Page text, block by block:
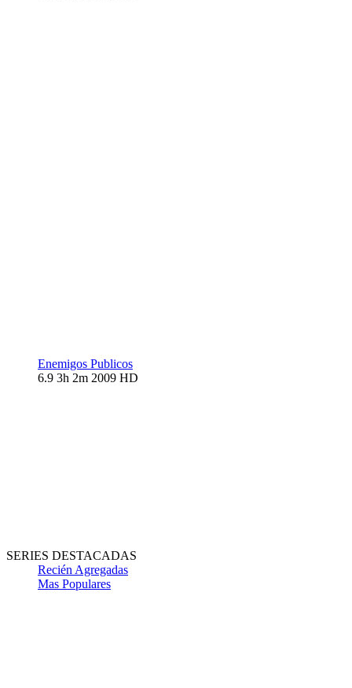
Enemigos Publicos
6.9 3h 2m 2009 HD
SERIES DESTACADAS
Recién Agregadas
Mas Populares